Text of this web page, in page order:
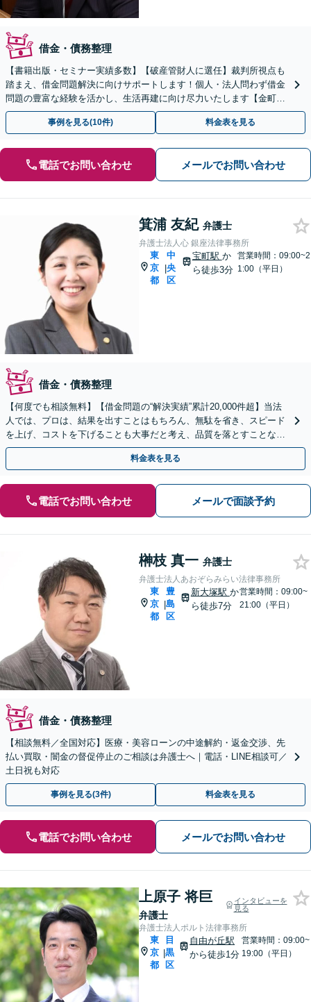
借金・債務整理
【書籍出版・セミナー実績多数】【破産管財人に選任】裁判所視点も
踏まえ、借金問題解決に向けサポートします！個人・法人問わず借金
問題の豊富な経験を活かし、生活再建に向け尽力いたします【金町駅
徒歩１分】【初回３０分来所相談無料】
事例を見る(10件) 料金表を見る
電話でお問い合わせ メールでお問い合わせ
箕浦 友紀 弁護士
弁護士法人心 銀座法律事務所
東
京
都
|
中
央
区
宝町駅 か
ら徒歩3分
営業時間：09:00~2
1:00（平日）
借金・債務整理
【何度でも相談無料】【借金問題の“解決実績”累計20,000件超】当法
人では、プロは、結果を出すことはもちろん、無駄を省き、スピード
を上げ、コストを下げることも大事だと考え、品質を落とすことな
く、費用を可能な限り安くすることにこだわります。
料金表を見る
電話でお問い合わせ メールで面談予約
榊枝 真一 弁護士
弁護士法人あおぞらみらい法律事務所
東
京
都
|
豊
島
区
新大塚駅 か
ら徒歩7分
営業時間：09:00~
21:00（平日）
借金・債務整理
【相談無料／全国対応】医療・美容ローンの中途解約・返金交渉、先
払い買取・闇金の督促停止のご相談は弁護士へ｜電話・LINE相談可／
土日祝も対応
事例を見る(3件) 料金表を見る
電話でお問い合わせ メールでお問い合わせ
上原子 将巨
弁護士
インタビューを
見る
弁護士法人ポルト法律事務所
東
京
都
|
目
黒
区
自由が丘駅
から徒歩1分
営業時間：09:00~
19:00（平日）